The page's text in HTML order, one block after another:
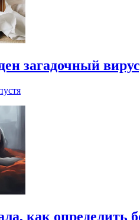
загадочный
как определить